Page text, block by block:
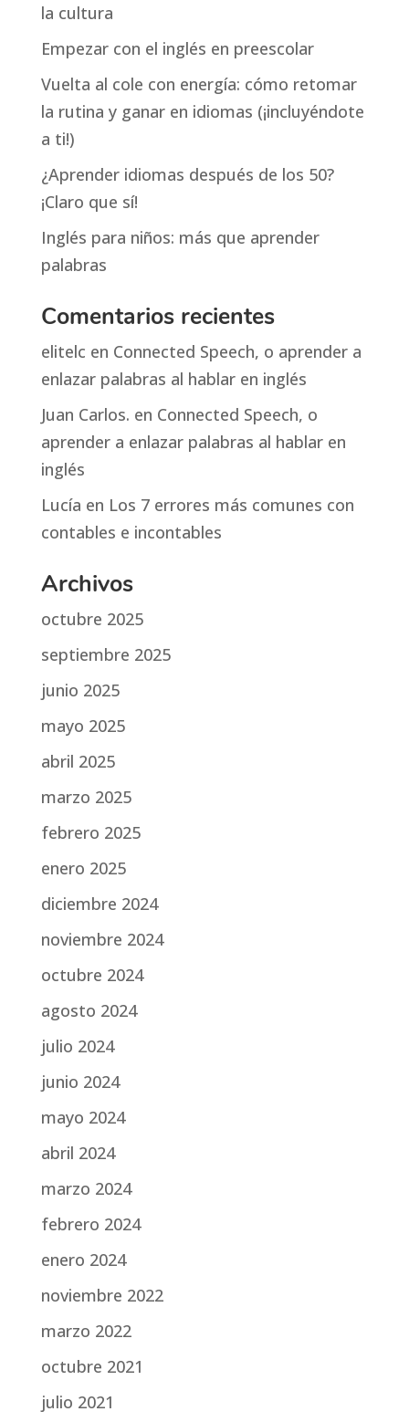
la cultura
Empezar con el inglés en preescolar
Vuelta al cole con energía: cómo retomar
la rutina y ganar en idiomas (¡incluyéndote
a ti!)
¿Aprender idiomas después de los 50?
¡Claro que sí!
Inglés para niños: más que aprender
palabras
Comentarios recientes
elitelc en Connected Speech, o aprender a
enlazar palabras al hablar en inglés
Juan Carlos. en Connected Speech, o
aprender a enlazar palabras al hablar en
inglés
Lucía en Los 7 errores más comunes con
contables e incontables
Archivos
octubre 2025
septiembre 2025
junio 2025
mayo 2025
abril 2025
marzo 2025
febrero 2025
enero 2025
diciembre 2024
noviembre 2024
octubre 2024
agosto 2024
julio 2024
junio 2024
mayo 2024
abril 2024
marzo 2024
febrero 2024
enero 2024
noviembre 2022
marzo 2022
octubre 2021
julio 2021